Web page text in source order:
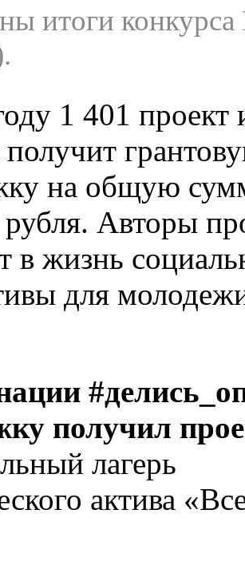
итоги
1 401 проект
получит
на общую
Авторы
в жизнь
для
получил
лагерь
актива